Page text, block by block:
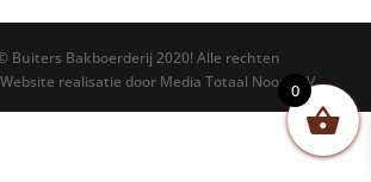
Buiters Bakboerderij 2020! Alle rechten
realisatie door Media Totaal Noord BV
0